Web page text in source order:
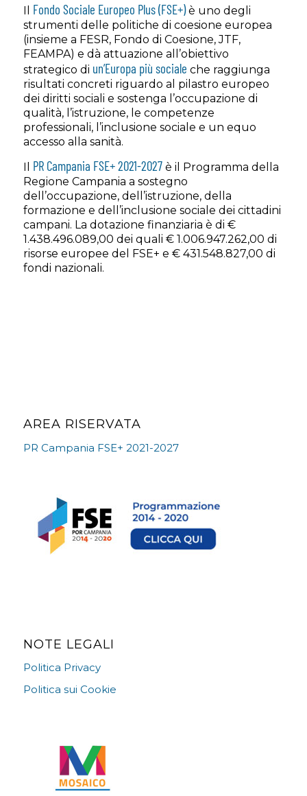
Il Fondo Sociale Europeo Plus (FSE+)è uno degli
strumenti delle politiche di coesione europea
(insieme a FESR, Fondo di Coesione, JTF,
FEAMPA) e dà attuazione all’obiettivo
strategico di un’Europa più sociale che raggiunga
risultati concreti riguardo al pilastro europeo
dei diritti sociali e sostenga l’occupazione di
qualità, l’istruzione, le competenze
professionali, l’inclusione sociale e un equo
accesso alla sanità.
Il PR Campania FSE+ 2021-2027è il Programma della
Regione Campania a sostegno
dell’occupazione, dell’istruzione, della
formazione e dell’inclusione sociale dei cittadini
campani. La dotazione finanziaria è di €
1.438.496.089,00 dei quali € 1.006.947.262,00 di
risorse europee del FSE+ e € 431.548.827,00 di
fondi nazionali.
AREA RISERVATA
PR Campania FSE+ 2021-2027
NOTE LEGALI
Politica Privacy
Politica sui Cookie